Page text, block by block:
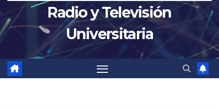
Radio y Televisión
Universitaria